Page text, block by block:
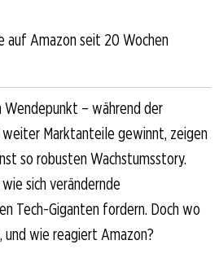
auf Amazon seit 20 Wochen
– während der
weiter Marktanteile gewinnt, zeigen
so robusten Wachstumsstory.
sich verändernde
Tech-Giganten fordern. Doch wo
wie reagiert Amazon?